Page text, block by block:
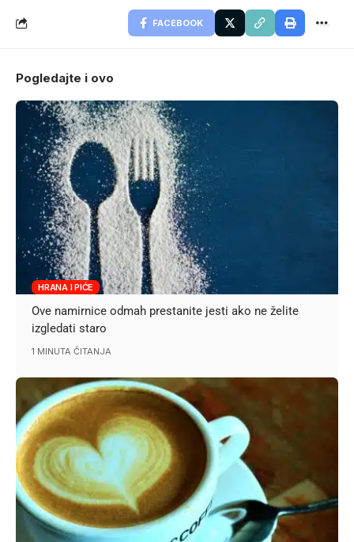
FACEBOOK
Pogledajte i ovo
HRANA I PIĆE
Ove namirnice odmah prestanite jesti ako ne želite
izgledati staro
1 MINUTA ČITANJA